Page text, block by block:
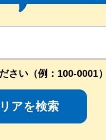
さい（例：100-0001
アを検索